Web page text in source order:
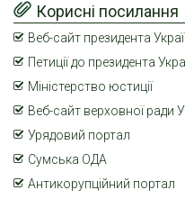
Корисні посилання
Веб-сайт президента
Петиції до президента
Міністерство юстиції
Веб-сайт верховної ради
Урядовий портал
Сумська ОДА
Антикорупційний портал